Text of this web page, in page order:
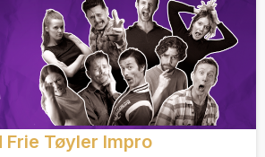
Frie Tøyler Impro